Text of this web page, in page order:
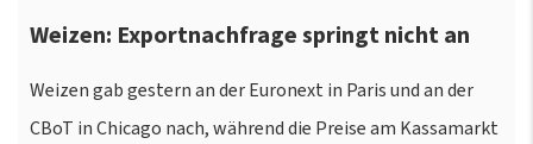
Weizen: Exportnachfrage springt nicht an
Weizen gab gestern an der Euronext in Paris und an der
CBoT in Chicago nach, während die Preise am Kassamarkt